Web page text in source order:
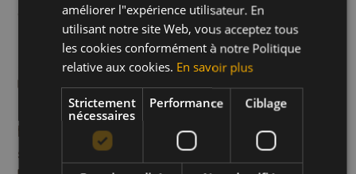
en les espaçant sur une plaque recouverte de
papier cuisson. Il n’est pas nécessaire de les
Étape 4
Faites cuire les cookies aux flocons d’avoine
pendant 12 à 15 minutes à 180 °C (chaleur
statique), ou jusqu’à ce que les bords soient dorés.
ENGLISH
améliorer l"expérience utilisateur. En
utilisant notre site Web, vous acceptez tous
les cookies conformément à notre Politique
relative aux cookies. En savoir plus
Strictement
nécessaires
Performance Ciblage